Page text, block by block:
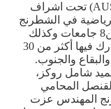
) تحت اشراف
في الشطرنج
للجامعات والتي شارك فيها 40 مشتركاً من8 جامعات وكذلك
دورة المدارس للألعاب الرياضية والتي شارك فيها أكثر من 30
والجنوب.
شامل روكز،
المحامي
المهندس عزت